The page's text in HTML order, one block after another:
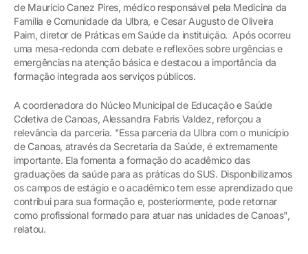
de Mauricio Canez Pires, médico responsável pela Medicina da
Família e Comunidade da Ulbra, e Cesar Augusto de Oliveira
Paim, diretor de Práticas em Saúde da instituição. Após ocorreu
uma mesa-redonda com debate e reflexões sobre urgências e
emergências na atenção básica e destacou a importância da
formação integrada aos serviços públicos.
A coordenadora do Núcleo Municipal de Educação e Saúde
Coletiva de Canoas, Alessandra Fabris Valdez, reforçou a
relevância da parceria. "Essa parceria da Ulbra com o município
de Canoas, através da Secretaria da Saúde, é extremamente
importante. Ela fomenta a formação do acadêmico das
graduações da saúde para as práticas do SUS. Disponibilizamos
os campos de estágio e o acadêmico tem esse aprendizado que
contribui para sua formação e, posteriormente, pode retornar
como profissional formado para atuar nas unidades de Canoas",
relatou.